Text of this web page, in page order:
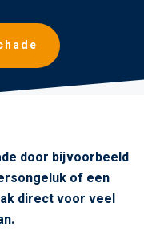
door bijvoorbeeld
of een
direct voor veel